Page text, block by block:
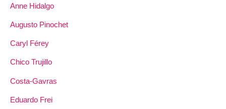
Anne Hidalgo
Augusto Pinochet
Caryl Férey
Chico Trujillo
Costa-Gavras
Eduardo Frei